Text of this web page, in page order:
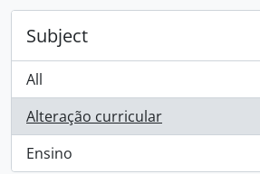
Subject
All
Alteração curricular
, 2 results
Ensino
, 1 results